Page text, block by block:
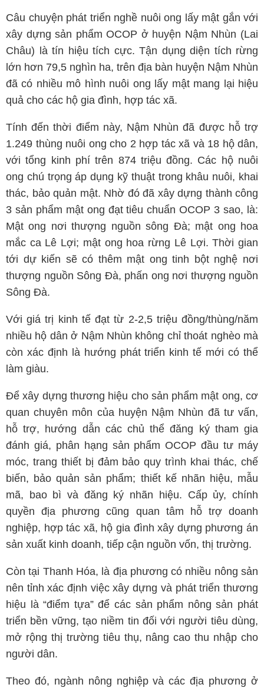
Câu chuyện phát triển nghề nuôi ong lấy mật gắn với
xây dựng sản phẩm OCOP ở huyện Nậm Nhùn (Lai
Châu) là tín hiệu tích cực. Tận dụng diện tích rừng
lớn hơn 79,5 nghìn ha, trên địa bàn huyện Nậm Nhùn
đã có nhiều mô hình nuôi ong lấy mật mang lại hiệu
quả cho các hộ gia đình, hợp tác xã.
Tính đến thời điểm này, Nậm Nhùn đã được hỗ trợ
1.249 thùng nuôi ong cho 2 hợp tác xã và 18 hộ dân,
với tổng kinh phí trên 874 triệu đồng. Các hộ nuôi
ong chú trọng áp dụng kỹ thuật trong khâu nuôi, khai
thác, bảo quản mật. Nhờ đó đã xây dựng thành công
3 sản phẩm mật ong đạt tiêu chuẩn OCOP 3 sao, là:
Mật ong nơi thượng nguồn sông Đà; mật ong hoa
mắc ca Lê Lợi; mật ong hoa rừng Lê Lợi. Thời gian
tới dự kiến sẽ có thêm mật ong tinh bột nghệ nơi
thượng nguồn Sông Đà, phấn ong nơi thượng nguồn
Sông Đà.
Với giá trị kinh tế đạt từ 2-2,5 triệu đồng/thùng/năm
nhiều hộ dân ở Nậm Nhùn không chỉ thoát nghèo mà
còn xác định là hướng phát triển kinh tế mới có thể
làm giàu.
Để xây dựng thương hiệu cho sản phẩm mật ong, cơ
quan chuyên môn của huyện Nậm Nhùn đã tư vấn,
hỗ trợ, hướng dẫn các chủ thể đăng ký tham gia
đánh giá, phân hạng sản phẩm OCOP đầu tư máy
móc, trang thiết bị đảm bảo quy trình khai thác, chế
biến, bảo quản sản phẩm; thiết kế nhãn hiệu, mẫu
mã, bao bì và đăng ký nhãn hiệu. Cấp ủy, chính
quyền địa phương cũng quan tâm hỗ trợ doanh
nghiệp, hợp tác xã, hộ gia đình xây dựng phương án
sản xuất kinh doanh, tiếp cận nguồn vốn, thị trường.
Còn tại Thanh Hóa, là địa phương có nhiều nông sản
nên tỉnh xác định việc xây dựng và phát triển thương
hiệu là “điểm tựa” để các sản phẩm nông sản phát
triển bền vững, tạo niềm tin đối với người tiêu dùng,
mở rộng thị trường tiêu thụ, nâng cao thu nhập cho
người dân.
Theo đó, ngành nông nghiệp và các địa phương ở